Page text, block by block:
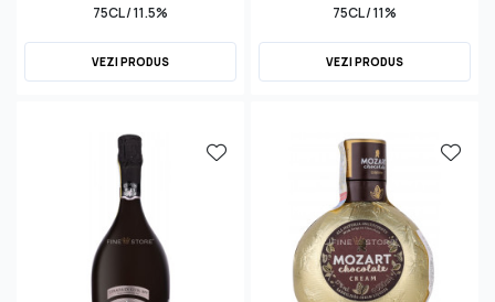
75CL / 11.5%
VEZI PRODUS
75CL / 11%
VEZI PRODUS